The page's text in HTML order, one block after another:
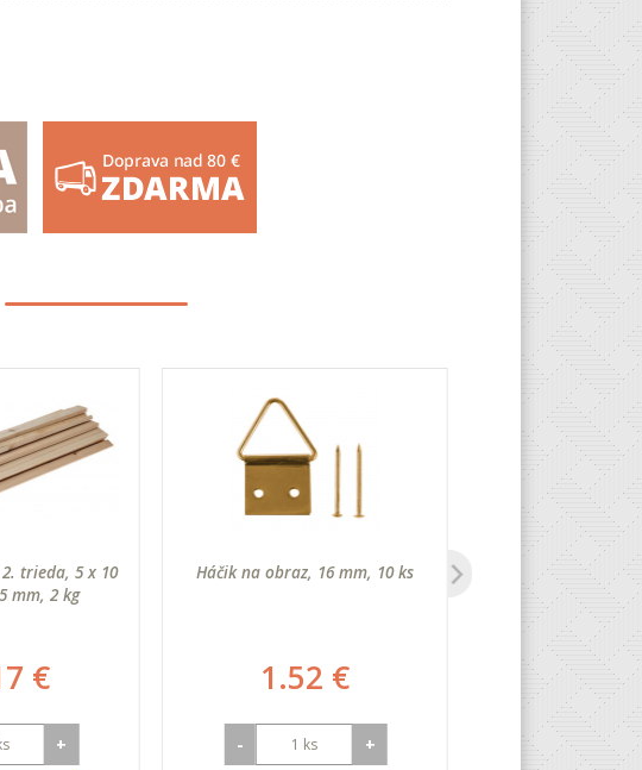
trieda, 5 x 10
mm, 2 kg
€
+
Háčik na obraz, 16 mm, 10 ks
1.52 €
- +
Preglejka z
x 210 x
2.01